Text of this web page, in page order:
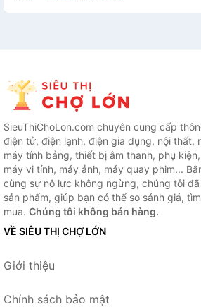
SieuThiChoLon.com chuyên cung cấp
điện tử, điện lạnh, điện gia dụng, nội thất,
máy tính bảng, thiết bị âm thanh, phụ
máy vi tính, máy ảnh, máy quay phim...
cùng sự nỗ lực không ngừng, chúng tôi
sản phẩm, giúp bạn có thể so sánh giá,
mua. Chúng tôi không bán hàng.
VỀ SIÊU THỊ CHỢ LỚN
Giới thiệu
Chính sách bảo mật